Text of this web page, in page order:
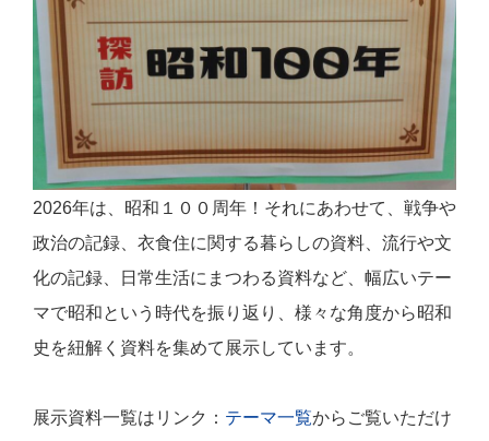
2026年は、昭和１００周年！それにあわせて、戦争や
政治の記録、衣食住に関する暮らしの資料、流行や文
化の記録、日常生活にまつわる資料など、幅広いテー
マで昭和という時代を振り返り、様々な角度から昭和
史を紐解く資料を集めて展示しています。
展示資料一覧はリンク： テーマ一覧からご覧いただけ